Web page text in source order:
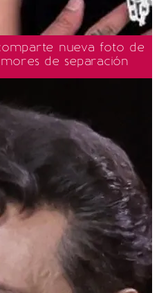
nueva foto de
de separación